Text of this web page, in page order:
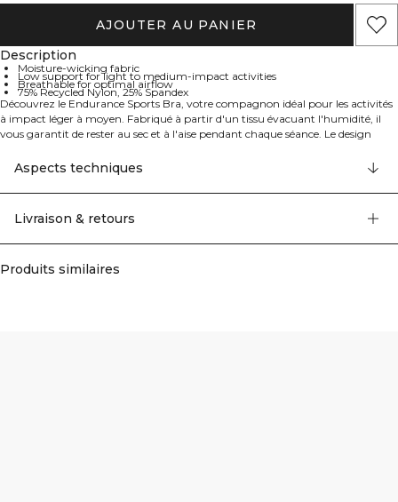
AJOUTER AU PANIER
Description
Moisture-wicking fabric
Low support for light to medium-impact activities
Breathable for optimal airflow
75% Recycled Nylon, 25% Spandex
Découvrez le Endurance Sports Bra, votre compagnon idéal pour les activités
à impact léger à moyen. Fabriqué à partir d'un tissu évacuant l'humidité, il
vous garantit de rester au sec et à l'aise pendant chaque séance. Le design
soutien et un look élancé qui vous donne la confiance de bouger librement. Le
tissu évacuant l'humidité vous garde au frais et au sec. Parfait pour les
activités à impact léger à moyen. Offre un look élégant et moderne. Permet
25% Elastan.
Aspects techniques
Livraison & retours
Produits similaires